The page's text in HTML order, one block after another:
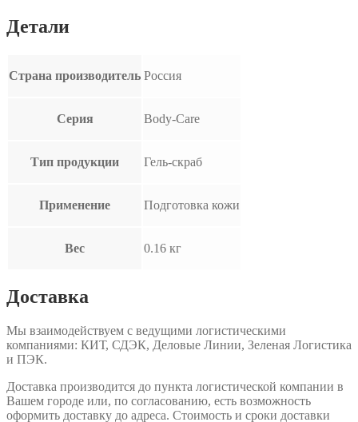
Детали
Страна производитель Россия
Серия Body-Care
Тип продукции Гель-скраб
Применение Подготовка кожи
Вес 0.16 кг
Доставка
Мы взаимодействуем с ведущими логистическими
компаниями: КИТ, СДЭК, Деловые Линии, Зеленая Логистика
и ПЭК.
Доставка производится до пункта логистической компании в
Вашем городе или, по согласованию, есть возможность
оформить доставку до адреса. Стоимость и сроки доставки